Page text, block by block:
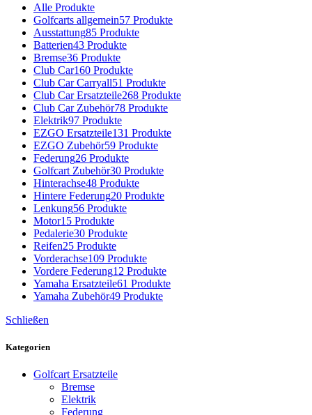
Alle Produkte
Golfcarts allgemein57 Produkte
Ausstattung85 Produkte
Batterien43 Produkte
Bremse36 Produkte
Club Car160 Produkte
Club Car Carryall51 Produkte
Club Car Ersatzteile268 Produkte
Club Car Zubehör78 Produkte
Elektrik97 Produkte
EZGO Ersatzteile131 Produkte
EZGO Zubehör59 Produkte
Federung26 Produkte
Golfcart Zubehör30 Produkte
Hinterachse48 Produkte
Hintere Federung20 Produkte
Lenkung56 Produkte
Motor15 Produkte
Pedalerie30 Produkte
Reifen25 Produkte
Vorderachse109 Produkte
Vordere Federung12 Produkte
Yamaha Ersatzteile61 Produkte
Yamaha Zubehör49 Produkte
Schließen
Kategorien
Golfcart Ersatzteile
Bremse
Elektrik
Federung